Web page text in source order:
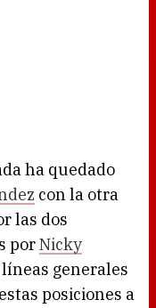
ha quedado
con la otra
las dos
porNicky
líneas generales
posiciones a